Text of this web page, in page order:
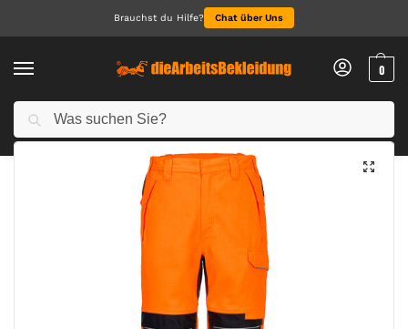
Brauchst du Hilfe? Chat über Uns
0
Start Arbeitskleidung Herren